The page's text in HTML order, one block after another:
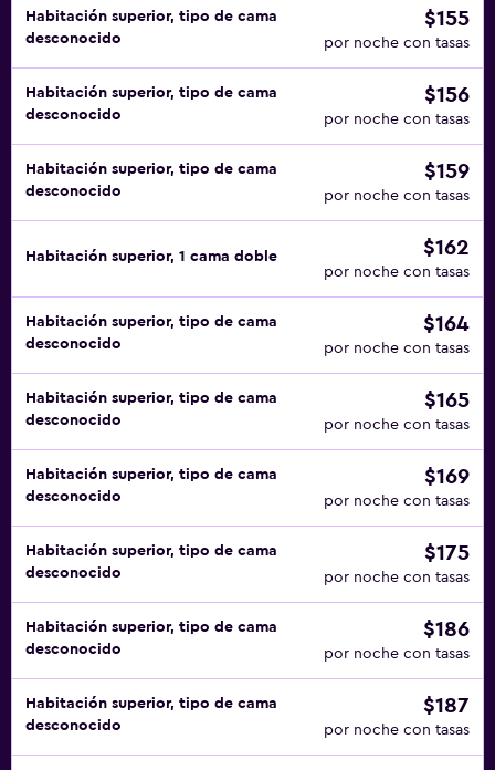
Habitación superior, tipo de cama
desconocido
$155
por noche con tasas
Habitación superior, tipo de cama
desconocido
$156
por noche con tasas
Habitación superior, tipo de cama
desconocido
$159
por noche con tasas
Habitación superior, 1 cama doble $162
por noche con tasas
Habitación superior, tipo de cama
desconocido
$164
por noche con tasas
Habitación superior, tipo de cama
desconocido
$165
por noche con tasas
Habitación superior, tipo de cama
desconocido
$169
por noche con tasas
Habitación superior, tipo de cama
desconocido
$175
por noche con tasas
Habitación superior, tipo de cama
desconocido
$186
por noche con tasas
Habitación superior, tipo de cama
desconocido
$187
por noche con tasas